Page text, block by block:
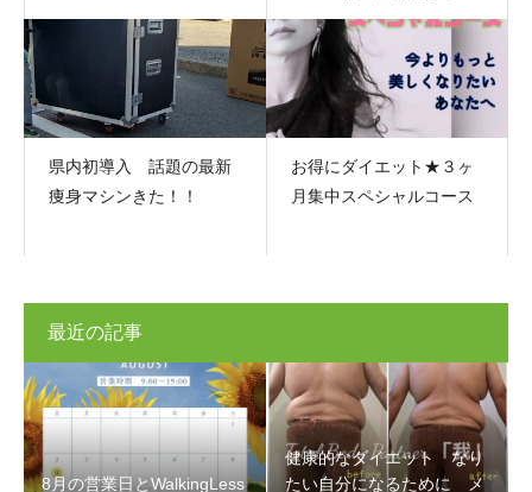
ーキング 差し入れ
県内初導入 話題の最新
痩身マシンきた！！
お得にダイエット★３ヶ
月集中スペシャルコース
最近の記事
8月の営業日とWalkingLess
健康的なダイエット なり
たい自分になるために メ